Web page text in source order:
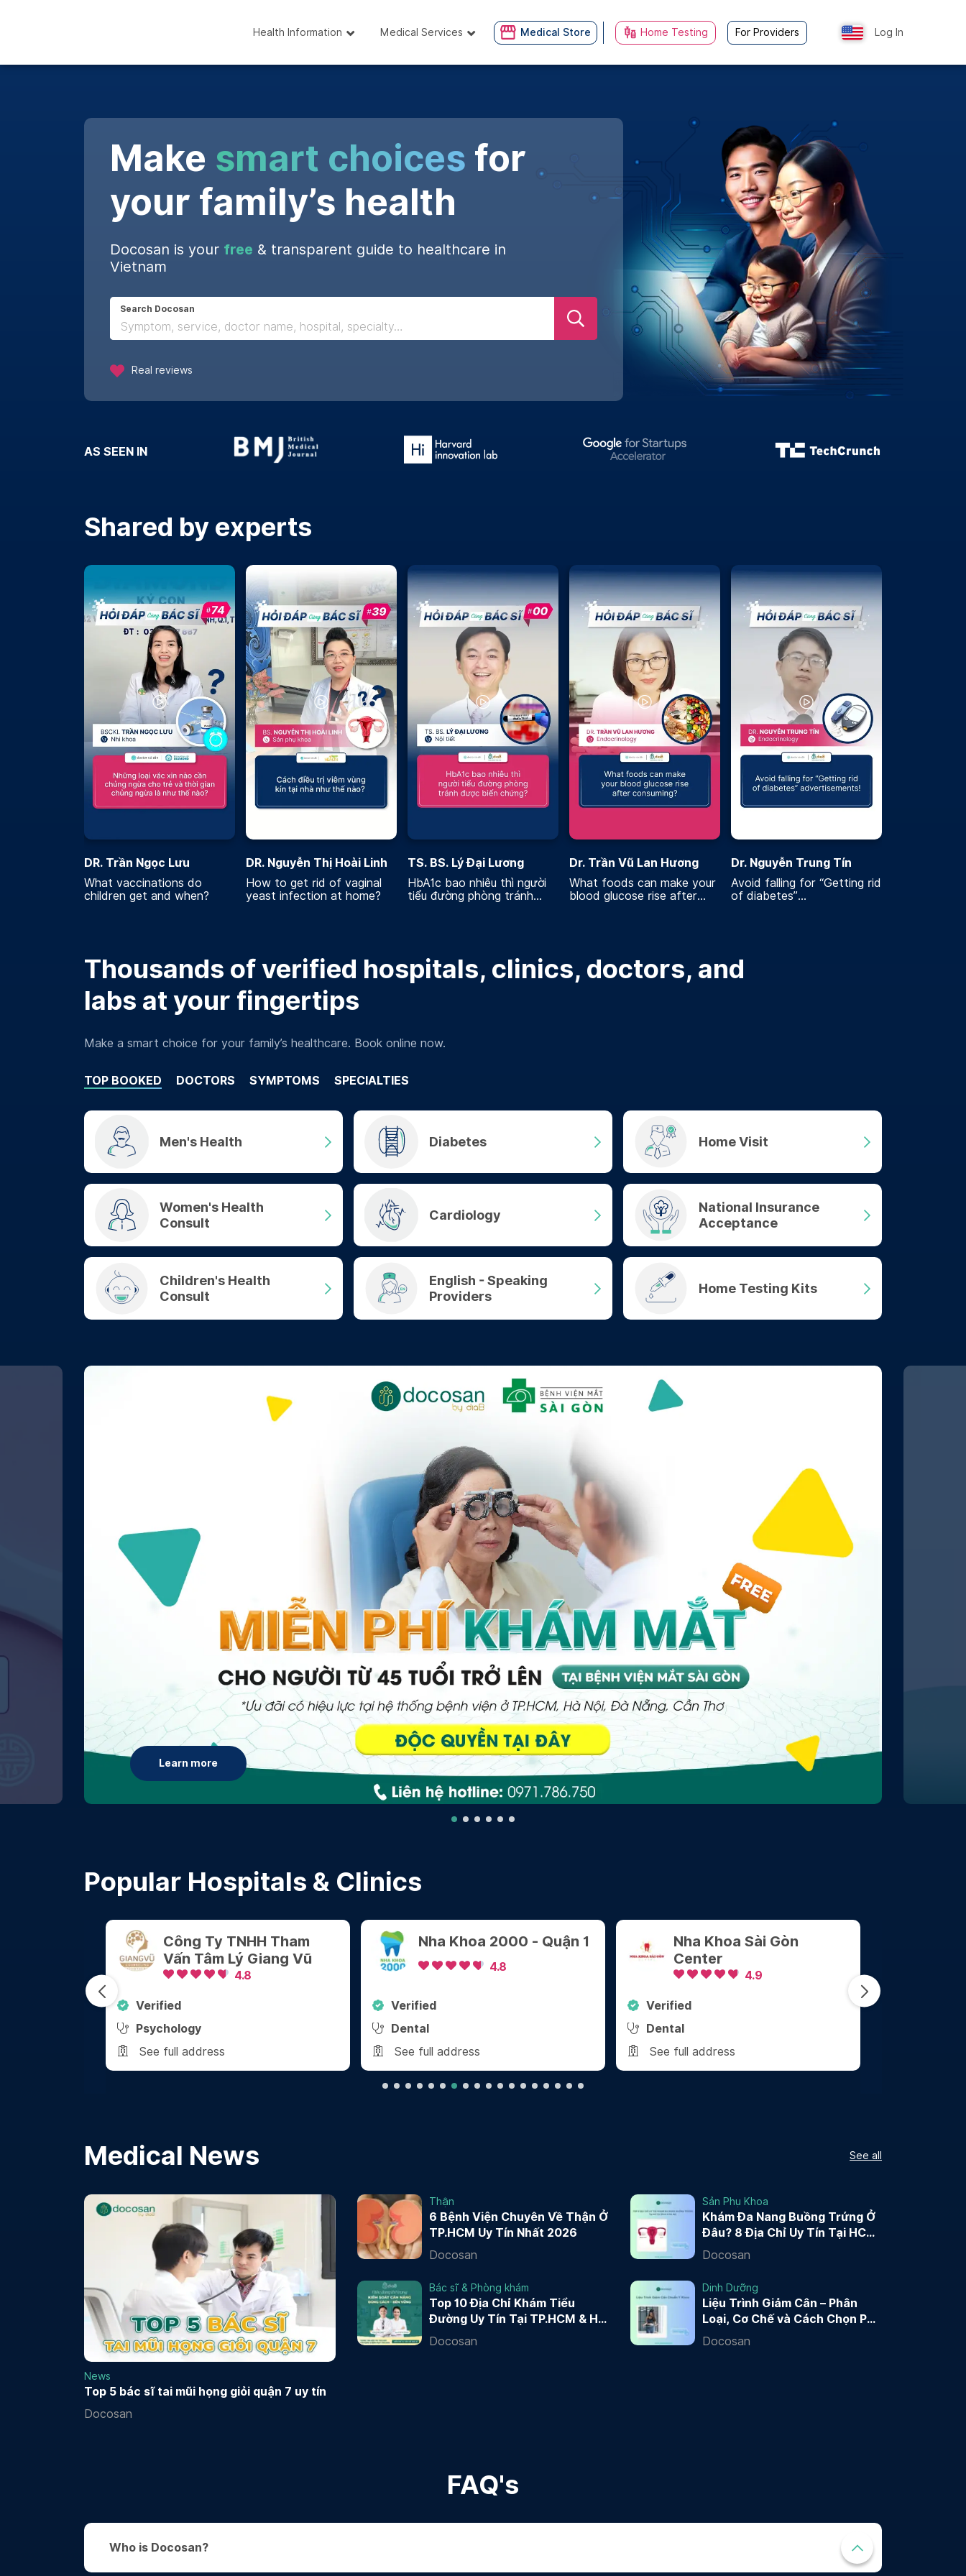
Health Information Medical Services Medical Store Home Testing For Providers Log In
Make smart choices for
your family’s health
Docosan is your free & transparent guide to healthcare in
Vietnam
Search Docosan
Real reviews
AS SEEN IN
Shared by experts
DR. Trần Ngọc Lưu
What vaccinations do
children get and when?
DR. Nguyễn Thị Hoài Linh
How to get rid of vaginal
yeast infection at home?
TS. BS. Lý Đại Lương
HbA1c bao nhiêu thì người
tiểu đường phòng tránh
Dr. Trần Vũ Lan Hương
What foods can make your
blood glucose rise after
Dr. Nguyễn Trung Tín
Avoid falling for “Getting rid
of diabetes”
Thousands of verified hospitals, clinics, doctors, and
labs at your fingertips
Make a smart choice for your family’s healthcare. Book online now.
TOP BOOKED DOCTORS SYMPTOMS SPECIALTIES
Men's Health Diabetes Home Visit
Women's Health
Consult
Cardiology
National Insurance
Acceptance
Children's Health
Consult
English - Speaking
Providers
Home Testing Kits
Learn more
Popular Hospitals & Clinics
Nha Khoa 2000 - Quận 1
4.8
Dental
See full address
Nha Khoa Sài Gòn
Center
See full address
Nha khoa Thẩm mỹ Quốc
tế Win Smile - Vũ Trọng
Phụng
See full address
Medical News See all
News
Top 5 bác sĩ tai mũi họng giỏi quận 7 uy tín
Docosan
Thận
6 Bệnh Viện Chuyên Về Thận Ở
TP.HCM Uy Tín Nhất 2026
Docosan
Sản Phụ Khoa
Khám Đa Nang Buồng Trứng Ở
Đâu? 8 Địa Chỉ Uy Tín Tại HCM
và Hà Nội 2026
Docosan
Bác sĩ & Phòng khám
Top 10 Địa Chỉ Khám Tiểu
Đường Uy Tín Tại TP.HCM & Hà
Nội 2026
Docosan
Dinh Dưỡng
Liệu Trình Giảm Cân – Phân
Loại, Cơ Chế và Cách Chọn Phù
Hợp
Docosan
FAQ's
Who is Docosan?